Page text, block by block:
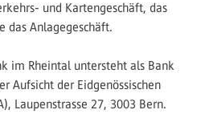
und Kartengeschäft, das
das Anlagegeschäft.
im Rheintal untersteht als Bank
Aufsicht der Eidgenössischen
Laupenstrasse 27, 3003 Bern.